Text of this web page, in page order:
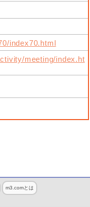
index70.html
meeting/index.ht
m3.comとは